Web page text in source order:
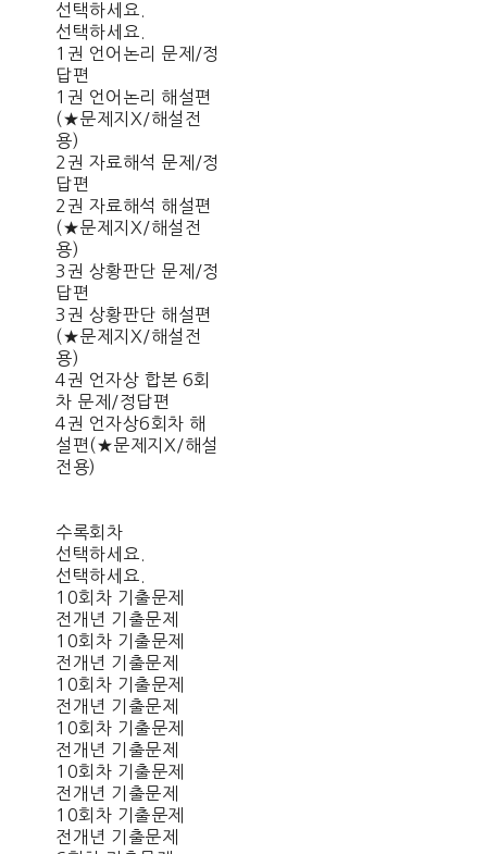
선택하세요.
선택하세요.
1권 언어논리 문제/정
답편
1권 언어논리 해설편
(★문제지X/해설전
용)
2권 자료해석 문제/정
답편
2권 자료해석 해설편
(★문제지X/해설전
용)
3권 상황판단 문제/정
답편
3권 상황판단 해설편
(★문제지X/해설전
용)
4권 언자상 합본 6회
차 문제/정답편
4권 언자상6회차 해
설편(★문제지X/해설
전용)
수록회차
선택하세요.
선택하세요.
10회차 기출문제
전개년 기출문제
10회차 기출문제
전개년 기출문제
10회차 기출문제
전개년 기출문제
10회차 기출문제
전개년 기출문제
10회차 기출문제
전개년 기출문제
10회차 기출문제
전개년 기출문제